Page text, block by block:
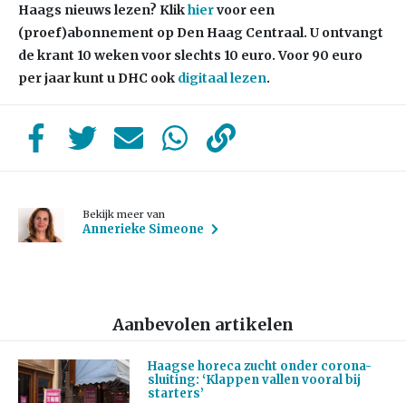
Haags nieuws lezen? Klikhiervoor een
(proef)abonnement op Den Haag Centraal. U ontvangt
de krant 10 weken voor slechts 10 euro. Voor 90 euro
per jaar kunt u DHC ook digitaal lezen.
Bekijk meer van
Annerieke Simeone
Aanbevolen artikelen
Haagse horeca zucht onder corona-
sluiting: ‘Klappen vallen vooral bij
starters’